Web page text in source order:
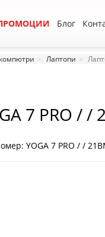
Блог
Лаптопи
7 PRO / /
YOGA 7 PRO / /